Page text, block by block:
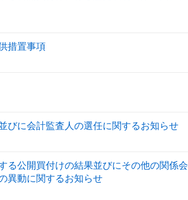
措置事項
びに会計監査人の選任に関するお知らせ
る公開買付けの結果並びにその他の関係会
異動に関するお知らせ